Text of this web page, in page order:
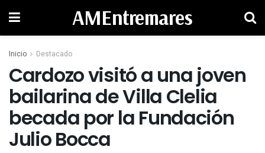
AMEntremares
Inicio Destacado
Cardozo visitó a una joven
bailarina de Villa Clelia
becada por la Fundación
Julio Bocca